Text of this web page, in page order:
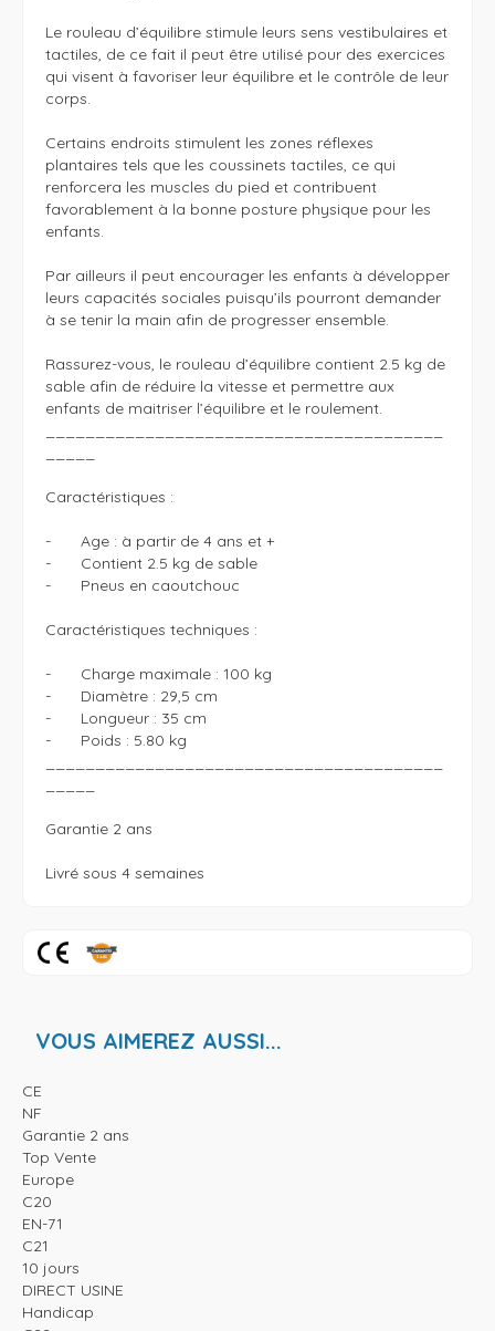
Le rouleau d’équilibre stimule leurs sens vestibulaires et
tactiles, de ce fait il peut être utilisé pour des exercices
qui visent à favoriser leur équilibre et le contrôle de leur
corps.
Certains endroits stimulent les zones réflexes
plantaires tels que les coussinets tactiles, ce qui
renforcera les muscles du pied et contribuent
favorablement à la bonne posture physique pour les
enfants.
Par ailleurs il peut encourager les enfants à développer
leurs capacités sociales puisqu’ils pourront demander
à se tenir la main afin de progresser ensemble.
Rassurez-vous, le rouleau d’équilibre contient 2.5 kg de
sable afin de réduire la vitesse et permettre aux
enfants de maitriser l’équilibre et le roulement.
Caractéristiques :
-	Age : à partir de 4 ans et +
-	Contient 2.5 kg de sable
-	Pneus en caoutchouc
Caractéristiques techniques :
-	Charge maximale : 100 kg
-	Diamètre : 29,5 cm
-	Longueur : 35 cm
-	Poids : 5.80 kg
Garantie 2 ans
VOUS AIMEREZ AUSSI...
CE
NF
Garantie 2 ans
Top Vente
Europe
C20
EN-71
C21
10 jours
DIRECT USINE
Handicap